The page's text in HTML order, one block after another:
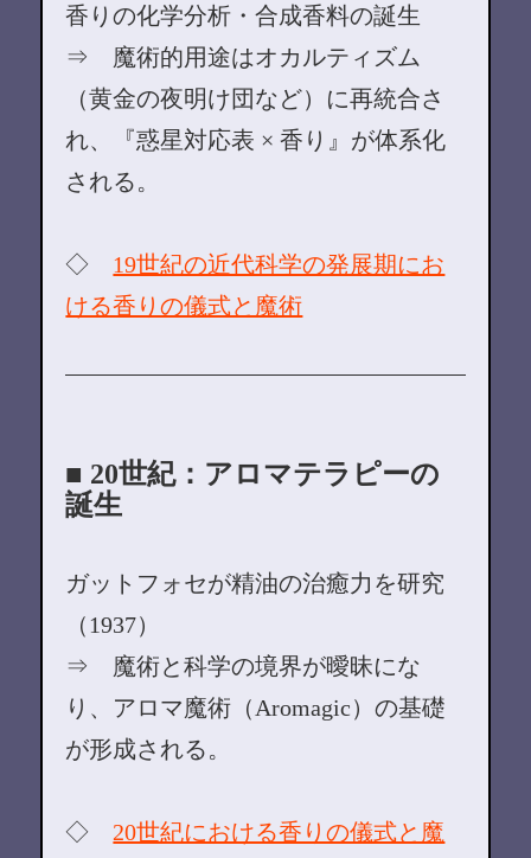
香りの化学分析・合成香料の誕生
⇒ 魔術的用途はオカルティズム
（黄金の夜明け団など）に再統合さ
れ、『惑星対応表 × 香り』が体系化
される。
◇ 19世紀の近代科学の発展期にお
ける香りの儀式と魔術
■ 20世紀：アロマテラピーの
誕生
ガットフォセが精油の治癒力を研究
（1937）
⇒ 魔術と科学の境界が曖昧にな
り、アロマ魔術（Aromagic）の基礎
が形成される。
◇ 20世紀における香りの儀式と魔